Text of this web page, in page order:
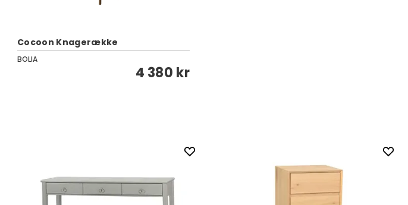
Cocoon Knagerække
BOLIA
4 380 kr